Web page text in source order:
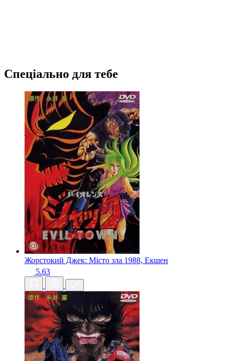
Спеціально для тебе
Жорстокий Джек: Місто зла 1988, Екшен
5.63